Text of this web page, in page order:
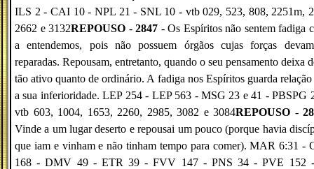
ILS 2 - CAI 10 - NPL 21 - SNL 10 - vtb 029, 523, 808, 2251m,
2662 e 3132REPOUSO -2847 - Os Espíritos não sentem fadiga
a entendemos, pois não possuem órgãos cujas forças
reparadas. Repousam, entretanto, quando o seu pensamento deixa
tão ativo quanto de ordinário. A fadiga nos Espíritos guarda
a sua inferioridade. LEP 254 - LEP 563 - MSG 23 e 41 - PBSPG
vtb 603, 1004, 1653, 2260, 2985, 3082 e 3084REPOUSO -
Vinde a um lugar deserto e repousai um pouco (porque havia
que iam e vinham e não tinham tempo para comer). MAR 6:31 -
168 - DMV 49 - ETR 39 - FVV 147 - PNS 34 - PVE 152